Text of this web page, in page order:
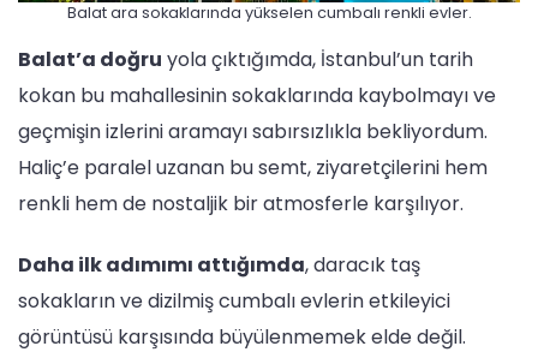
Balat ara sokaklarında yükselen cumbalı renkli evler.
Balat’a doğru yola çıktığımda, İstanbul’un tarih
kokan bu mahallesinin sokaklarında kaybolmayı ve
geçmişin izlerini aramayı sabırsızlıkla bekliyordum.
Haliç’e paralel uzanan bu semt, ziyaretçilerini hem
renkli hem de nostaljik bir atmosferle karşılıyor.
Daha ilk adımımı attığımda, daracık taş
sokakların ve dizilmiş cumbalı evlerin etkileyici
görüntüsü karşısında büyülenmemek elde değil.